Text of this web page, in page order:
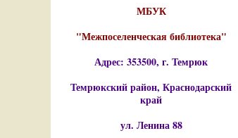
МБУК
"Межпоселенческая библиотека"
Адрес: 353500, г. Темрюк
Темрюкский район, Краснодарский
край
ул. Ленина 88